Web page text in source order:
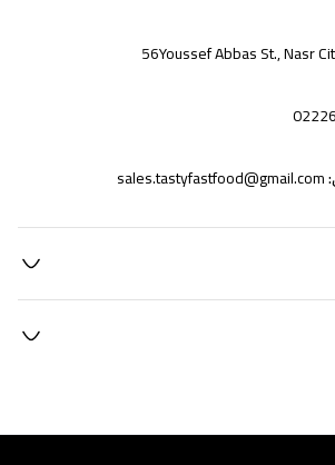
56Youssef Abbas St., Nasr
:
sales.tastyfastfood@gmail.com